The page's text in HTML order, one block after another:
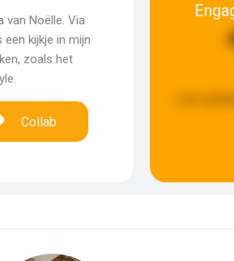
van Noëlle. Via
kijkje in mijn
zoals het
Collab